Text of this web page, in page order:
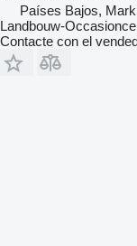
Países Bajos,
Landbouw-
Contacte con el